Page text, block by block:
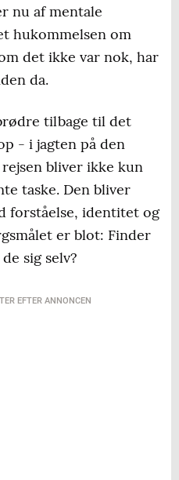
nu af mentale
hukommelsen om
det ikke var nok, har
da.
tilbage til det
- i jagten på den
bliver ikke kun
taske. Den bliver
forståelse, identitet og
er blot: Finder
sig selv?
EFTER ANNONCEN